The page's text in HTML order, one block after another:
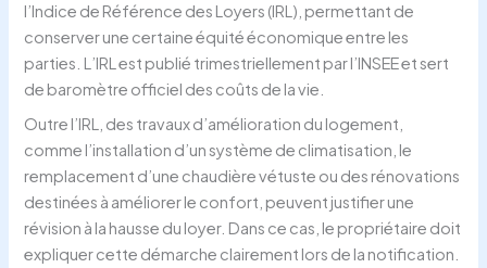
l’Indice de Référence des Loyers (IRL), permettant de
conserver une certaine équité économique entre les
parties. L’IRL est publié trimestriellement par l’INSEE et sert
de baromètre officiel des coûts de la vie.
Outre l’IRL, des travaux d’amélioration du logement,
comme l’installation d’un système de climatisation, le
remplacement d’une chaudière vétuste ou des rénovations
destinées à améliorer le confort, peuvent justifier une
révision à la hausse du loyer. Dans ce cas, le propriétaire doit
expliquer cette démarche clairement lors de la notification.